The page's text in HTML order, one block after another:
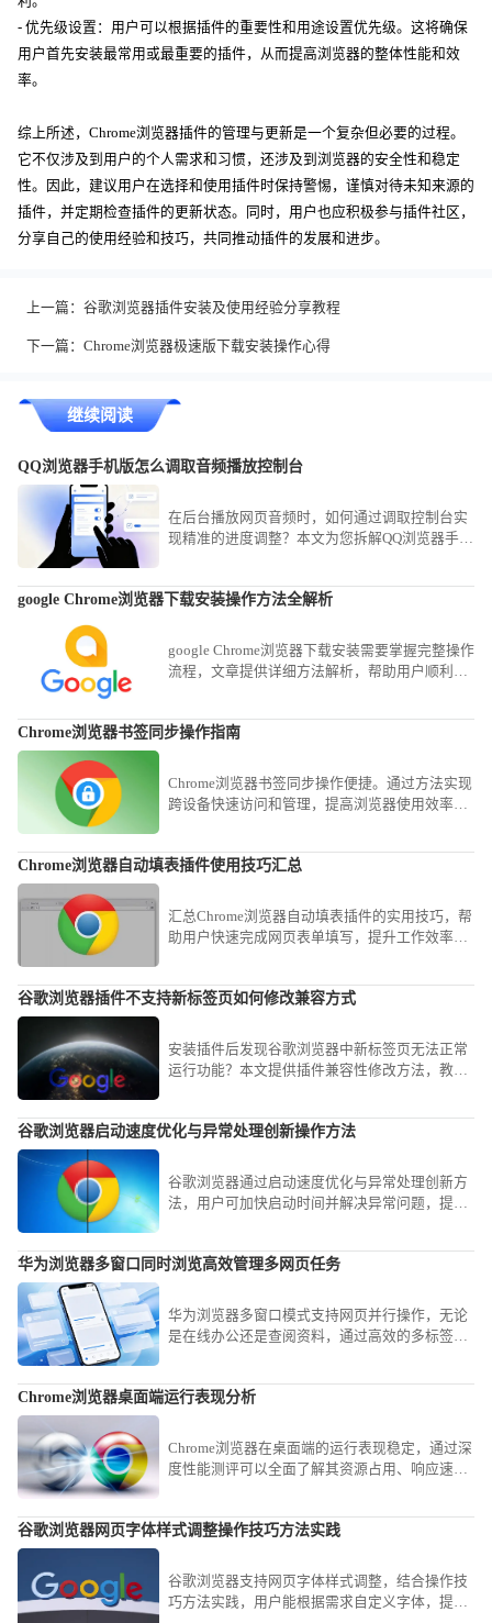
- 优先级设置：用户可以根据插件的重要性和用途设置优先级。这将确保
用户首先安装最常用或最重要的插件，从而提高浏览器的整体性能和效
率。
综上所述，Chrome浏览器插件的管理与更新是一个复杂但必要的过程。
它不仅涉及到用户的个人需求和习惯，还涉及到浏览器的安全性和稳定
性。因此，建议用户在选择和使用插件时保持警惕，谨慎对待未知来源的
插件，并定期检查插件的更新状态。同时，用户也应积极参与插件社区，
分享自己的使用经验和技巧，共同推动插件的发展和进步。
上一篇： 谷歌浏览器插件安装及使用经验分享教程
下一篇： Chrome浏览器极速版下载安装操作心得
继续阅读
QQ浏览器手机版怎么调取音频播放控制台
在后台播放网页音频时，如何通过调取控制台实
现精准的进度调整？本文为您拆解QQ浏览器手机
google Chrome浏览器下载安装操作方法全解析
google Chrome浏览器下载安装需要掌握完整操作
流程，文章提供详细方法解析，帮助用户顺利完
Chrome浏览器书签同步操作指南
Chrome浏览器书签同步操作便捷。通过方法实现
跨设备快速访问和管理，提高浏览器使用效率和
Chrome浏览器自动填表插件使用技巧汇总
汇总Chrome浏览器自动填表插件的实用技巧，帮
助用户快速完成网页表单填写，提升工作效率，
谷歌浏览器插件不支持新标签页如何修改兼容方式
安装插件后发现谷歌浏览器中新标签页无法正常
运行功能？本文提供插件兼容性修改方法，教你
谷歌浏览器启动速度优化与异常处理创新操作方法
谷歌浏览器通过启动速度优化与异常处理创新方
法，用户可加快启动时间并解决异常问题，提升
华为浏览器多窗口同时浏览高效管理多网页任务
华为浏览器多窗口模式支持网页并行操作，无论
是在线办公还是查阅资料，通过高效的多标签页
Chrome浏览器桌面端运行表现分析
Chrome浏览器在桌面端的运行表现稳定，通过深
度性能测评可以全面了解其资源占用、响应速度
谷歌浏览器网页字体样式调整操作技巧方法实践
谷歌浏览器支持网页字体样式调整，结合操作技
巧方法实践，用户能根据需求自定义字体，提高